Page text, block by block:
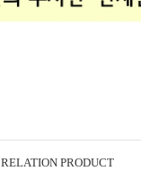
RELATION PRODUCT